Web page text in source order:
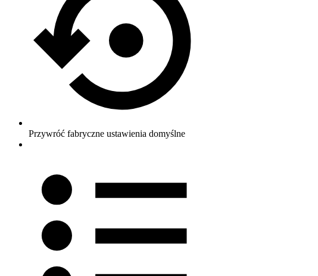
Przywróć fabryczne ustawienia domyślne